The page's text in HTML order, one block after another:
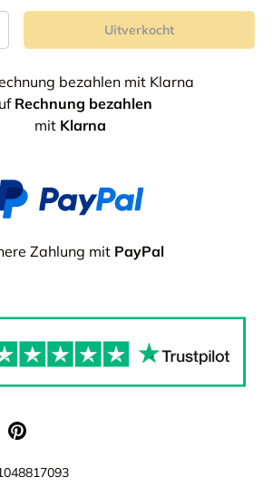
Uitverkocht
Rechnung bezahlen
mit Klarna
Zahlung mit PayPal